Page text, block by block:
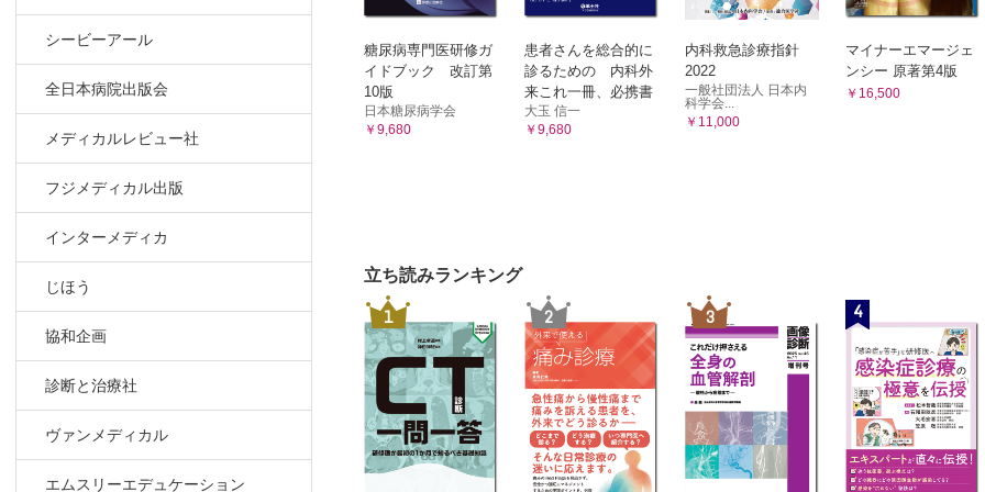
シービーアール
全日本病院出版会
メディカルレビュー社
フジメディカル出版
インターメディカ
じほう
協和企画
診断と治療社
ヴァンメディカル
エムスリーエデュケーション
糖尿病専門医研修ガ
イドブック 改訂第
10版
日本糖尿病学会
￥9,680
患者さんを総合的に
診るための 内科外
来これ一冊、必携書
大玉 信一
￥9,680
内科救急診療指針
2022
一般社団法人 日本内
科学会...
￥11,000
マイナーエマージェ
ンシー 原著第4版
￥16,500
立ち読みランキング
1 2 3 4